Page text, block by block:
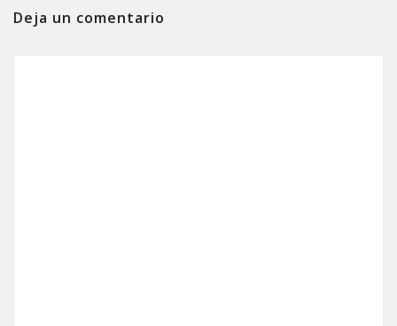
Deja un comentario